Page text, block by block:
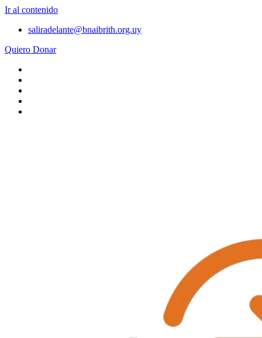
Ir al contenido
saliradelante@bnaibrith.org.uy
Quiero Donar